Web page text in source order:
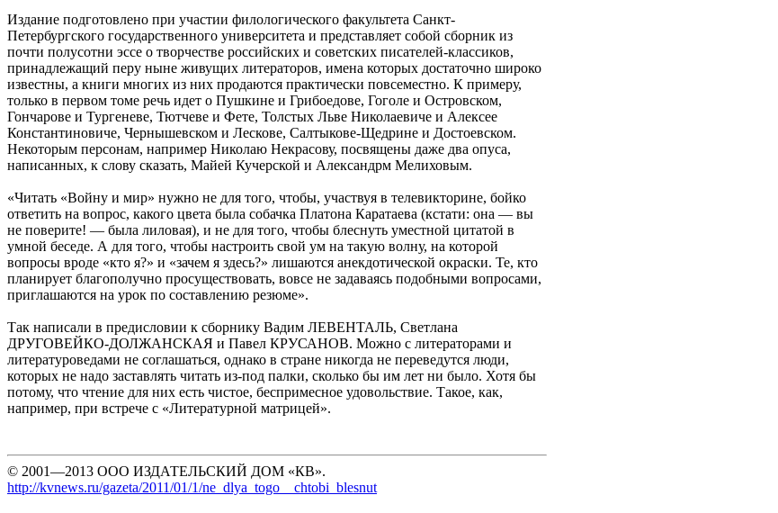
Издание подготовлено при участии филологического факультета Санкт-
Петербургского государственного университета и представляет собой сборник из
почти полусотни эссе о творчестве российских и советских писателей-классиков,
принадлежащий перу ныне живущих литераторов, имена которых достаточно широко
известны, а книги многих из них продаются практически повсеместно. К примеру,
только в первом томе речь идет о Пушкине и Грибоедове, Гоголе и Островском,
Гончарове и Тургеневе, Тютчеве и Фете, Толстых Льве Николаевиче и Алексее
Константиновиче, Чернышевском и Лескове, Салтыкове-Щедрине и Достоевском.
Некоторым персонам, например Николаю Некрасову, посвящены даже два опуса,
написанных, к слову сказать, Майей Кучерской и Александрм Мелиховым.
«Читать «Войну и мир» нужно не для того, чтобы, участвуя в телевикторине, бойко
ответить на вопрос, какого цвета была собачка Платона Каратаева (кстати: она — вы
не поверите! — была лиловая), и не для того, чтобы блеснуть уместной цитатой в
умной беседе. А для того, чтобы настроить свой ум на такую волну, на которой
вопросы вроде «кто я?» и «зачем я здесь?» лишаются анекдотической окраски. Те, кто
планирует благополучно просуществовать, вовсе не задаваясь подобными вопросами,
приглашаются на урок по составлению резюме».
Так написали в предисловии к сборнику Вадим ЛЕВЕНТАЛЬ, Светлана
ДРУГОВЕЙКО-ДОЛЖАНСКАЯ и Павел КРУСАНОВ. Можно с литераторами и
литературоведами не соглашаться, однако в стране никогда не переведутся люди,
которых не надо заставлять читать из-под палки, сколько бы им лет ни было. Хотя бы
потому, что чтение для них есть чистое, беспримесное удовольствие. Такое, как,
например, при встрече с «Литературной матрицей».
© 2001—2013 ООО ИЗДАТЕЛЬСКИЙ ДОМ «КВ».
http://kvnews.ru/gazeta/2011/01/1/ne_dlya_togo__chtobi_blesnut